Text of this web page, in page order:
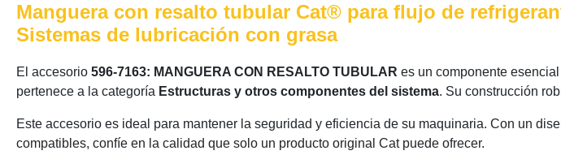
Manguera con resalto tubular Cat® para flujo de
Sistemas de lubricación con grasa
El accesorio 596-7163: MANGUERA CON RESALTO TUBULAR es un componente
pertenece a la categoría Estructuras y otros componentes del sistema. Su construcción
Este accesorio es ideal para mantener la seguridad y eficiencia de su maquinaria. Con un
compatibles, confíe en la calidad que solo un producto original Cat puede ofrecer.